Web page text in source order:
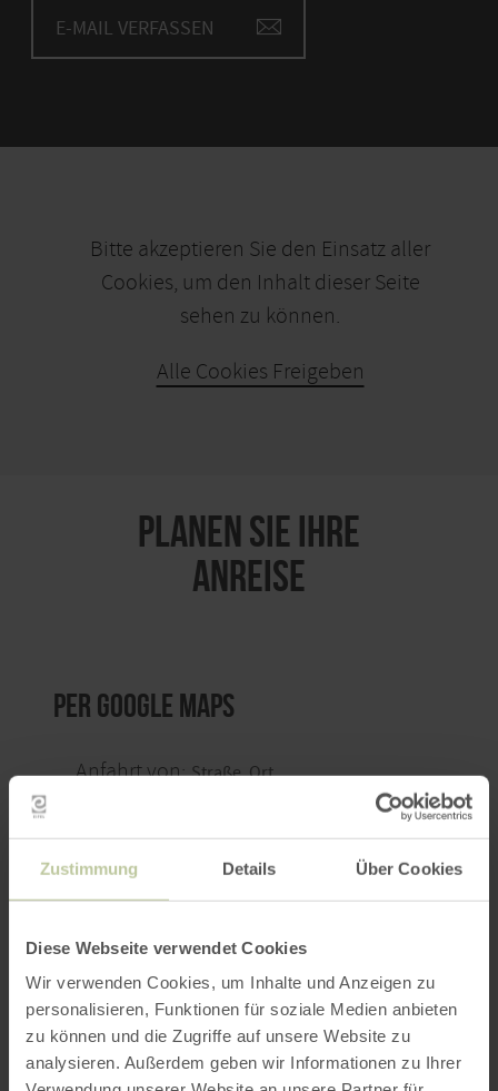
Zustimmung Details Über Cookies
Diese Webseite verwendet Cookies
Wir verwenden Cookies, um Inhalte und Anzeigen zu
personalisieren, Funktionen für soziale Medien anbieten
zu können und die Zugriffe auf unsere Website zu
analysieren. Außerdem geben wir Informationen zu Ihrer
E-MAIL VERFASSEN
Bitte akzeptieren Sie den Einsatz aller
Cookies, um den Inhalt dieser Seite
sehen zu können.
Alle Cookies Freigeben
PLANEN SIE IHRE
ANREISE
per Google Maps
Anfahrt von:
ROUTE PLANEN